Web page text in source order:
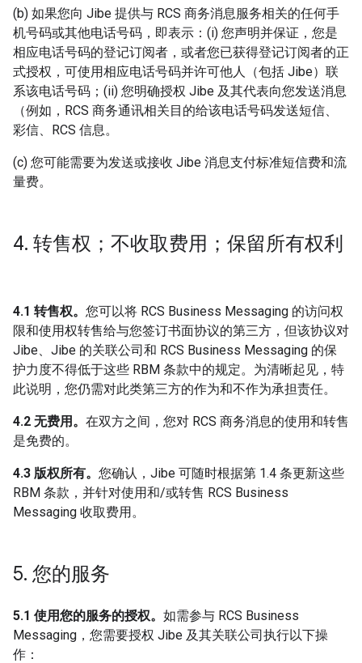
(b) 如果您向 Jibe 提供与 RCS 商务消息服务相关的任何手
机号码或其他电话号码，即表示：(i) 您声明并保证，您是
相应电话号码的登记订阅者，或者您已获得登记订阅者的正
式授权，可使用相应电话号码并许可他人（包括 Jibe）联
系该电话号码；(ii) 您明确授权 Jibe 及其代表向您发送消息
（例如，RCS 商务通讯相关目的给该电话号码发送短信、
彩信、RCS 信息。
(c) 您可能需要为发送或接收 Jibe 消息支付标准短信费和流
量费。
4. 转售权；不收取费用；保留所有权利
4.1 转售权。 您可以将 RCS Business Messaging 的访问权
限和使用权转售给与您签订书面协议的第三方，但该协议对
Jibe、Jibe 的关联公司和 RCS Business Messaging 的保
护力度不得低于这些 RBM 条款中的规定。为清晰起见，特
此说明，您仍需对此类第三方的作为和不作为承担责任。
4.2 无费用。 在双方之间，您对 RCS 商务消息的使用和转售
是免费的。
4.3 版权所有。 您确认，Jibe 可随时根据第 1.4 条更新这些
RBM 条款，并针对使用和/或转售 RCS Business
Messaging 收取费用。
5. 您的服务
5.1 使用您的服务的授权。 如需参与 RCS Business
Messaging，您需要授权 Jibe 及其关联公司执行以下操
作：